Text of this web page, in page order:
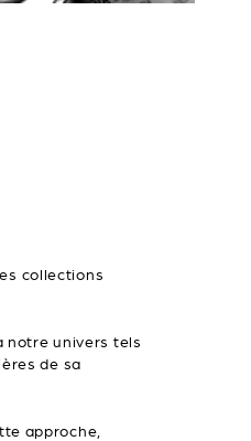
collections
notre univers tels
de sa
approche,